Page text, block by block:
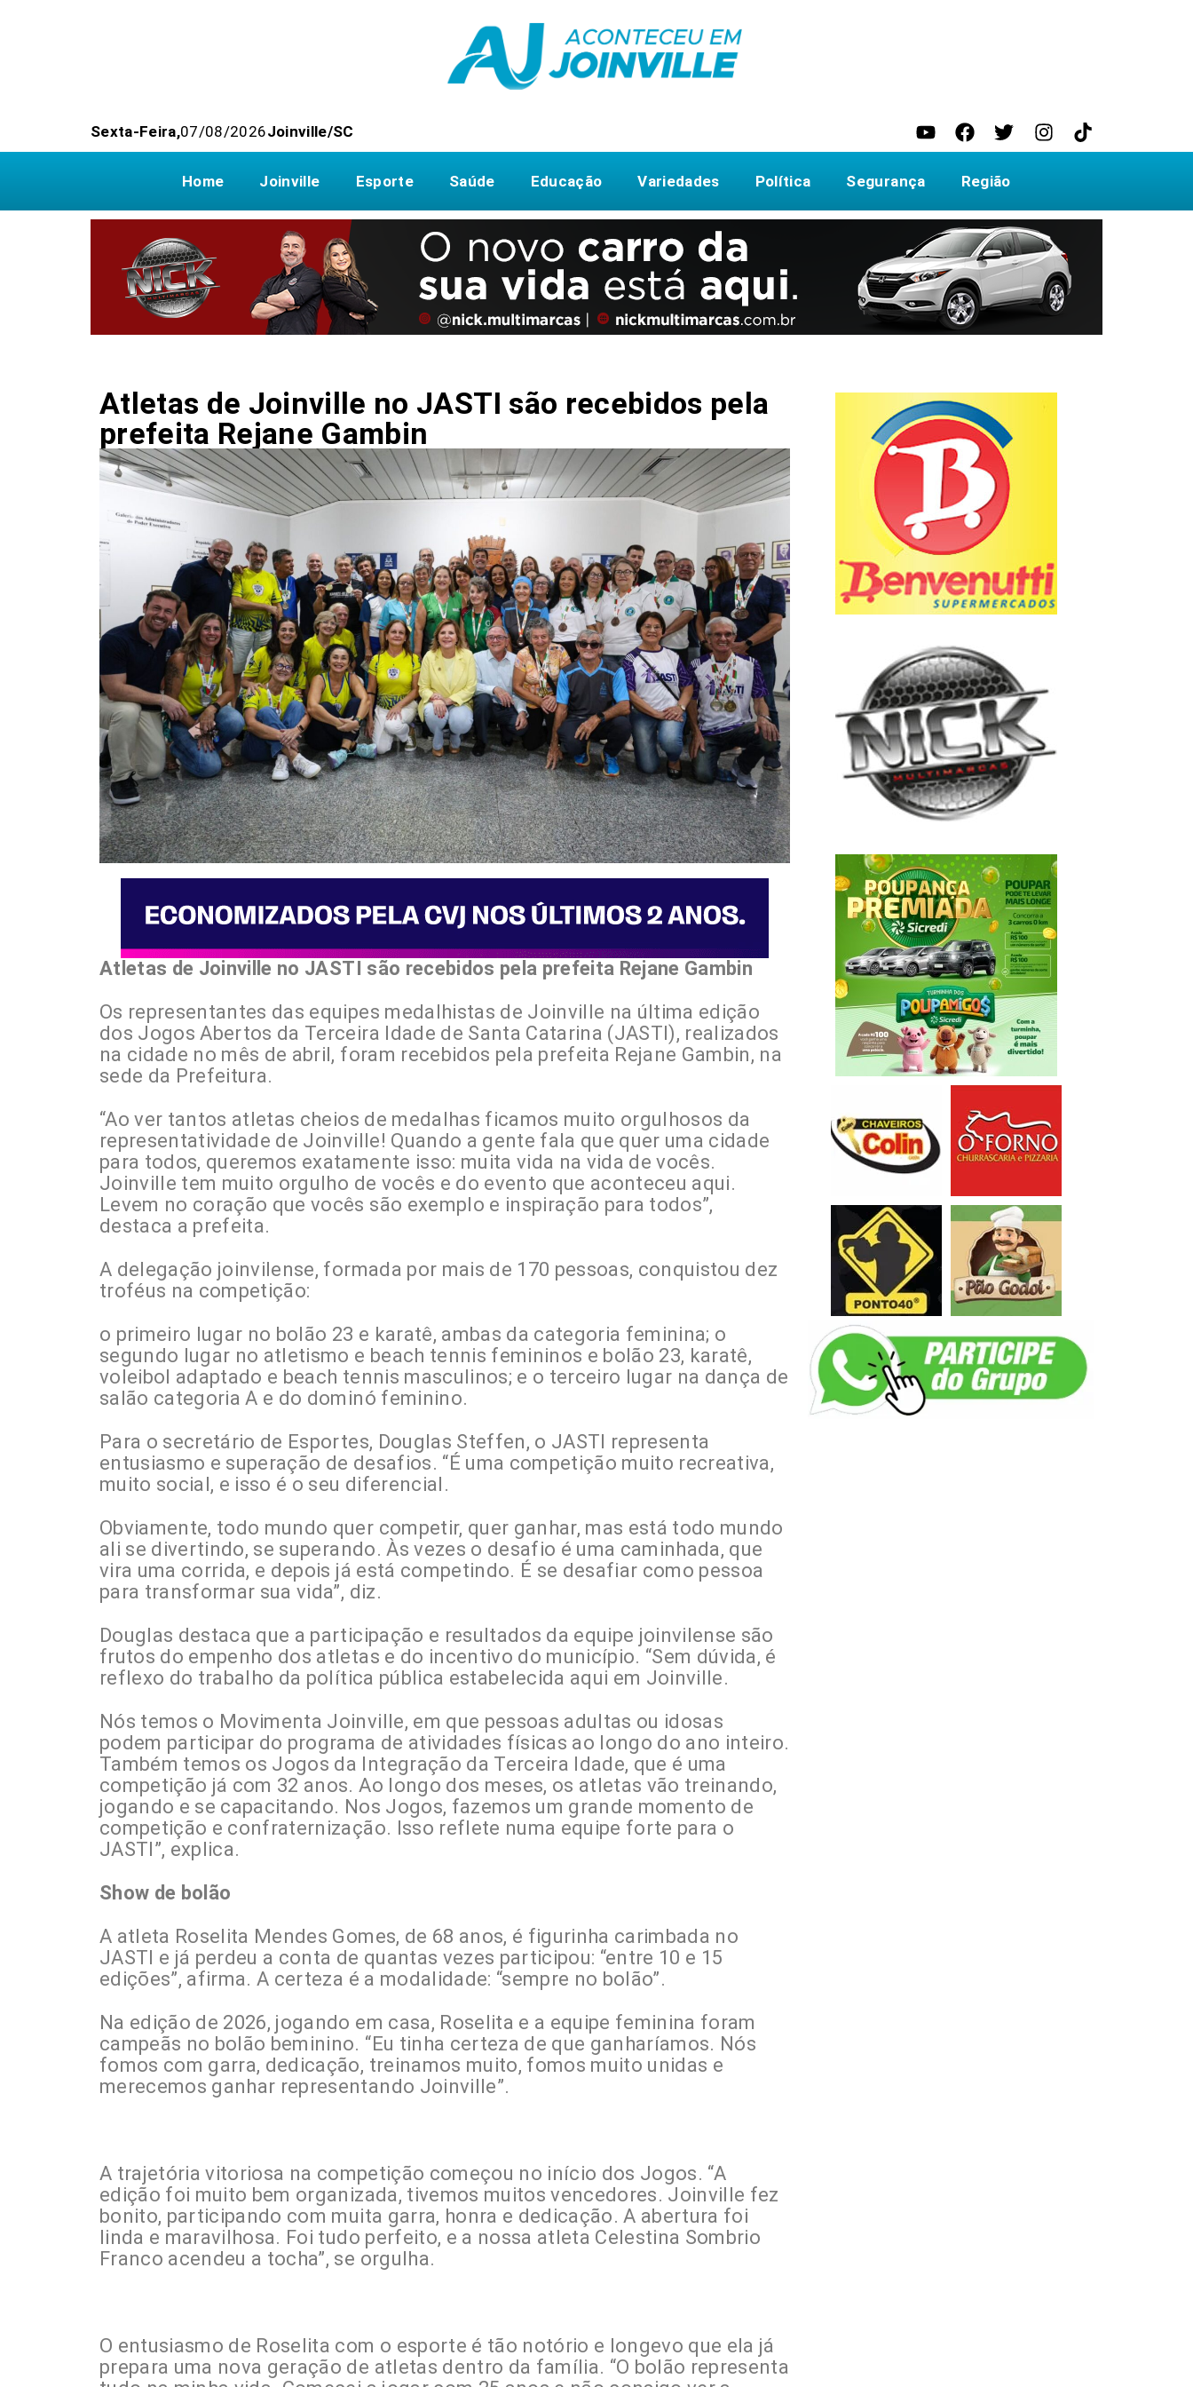
Sexta-Feira,07/08/2026Joinville/SC
Home Joinville Esporte Saúde Educação Variedades Política Segurança Região
Atletas de Joinville no JASTI são recebidos pela
prefeita Rejane Gambin
Atletas de Joinville no JASTI são recebidos pela prefeita Rejane Gambin
Os representantes das equipes medalhistas de Joinville na última edição
dos Jogos Abertos da Terceira Idade de Santa Catarina (JASTI), realizados
na cidade no mês de abril, foram recebidos pela prefeita Rejane Gambin, na
sede da Prefeitura.
“Ao ver tantos atletas cheios de medalhas ficamos muito orgulhosos da
representatividade de Joinville! Quando a gente fala que quer uma cidade
para todos, queremos exatamente isso: muita vida na vida de vocês.
Joinville tem muito orgulho de vocês e do evento que aconteceu aqui.
Levem no coração que vocês são exemplo e inspiração para todos”,
destaca a prefeita.
A delegação joinvilense, formada por mais de 170 pessoas, conquistou dez
troféus na competição:
o primeiro lugar no bolão 23 e karatê, ambas da categoria feminina; o
segundo lugar no atletismo e beach tennis femininos e bolão 23, karatê,
voleibol adaptado e beach tennis masculinos; e o terceiro lugar na dança de
salão categoria A e do dominó feminino.
Para o secretário de Esportes, Douglas Steffen, o JASTI representa
entusiasmo e superação de desafios. “É uma competição muito recreativa,
muito social, e isso é o seu diferencial.
Obviamente, todo mundo quer competir, quer ganhar, mas está todo mundo
ali se divertindo, se superando. Às vezes o desafio é uma caminhada, que
vira uma corrida, e depois já está competindo. É se desafiar como pessoa
para transformar sua vida”, diz.
Douglas destaca que a participação e resultados da equipe joinvilense são
frutos do empenho dos atletas e do incentivo do município. “Sem dúvida, é
reflexo do trabalho da política pública estabelecida aqui em Joinville.
Nós temos o Movimenta Joinville, em que pessoas adultas ou idosas
podem participar do programa de atividades físicas ao longo do ano inteiro.
Também temos os Jogos da Integração da Terceira Idade, que é uma
competição já com 32 anos. Ao longo dos meses, os atletas vão treinando,
jogando e se capacitando. Nos Jogos, fazemos um grande momento de
competição e confraternização. Isso reflete numa equipe forte para o
JASTI”, explica.
Show de bolão
A atleta Roselita Mendes Gomes, de 68 anos, é figurinha carimbada no
JASTI e já perdeu a conta de quantas vezes participou: “entre 10 e 15
edições”, afirma. A certeza é a modalidade: “sempre no bolão”.
Na edição de 2026, jogando em casa, Roselita e a equipe feminina foram
campeãs no bolão beminino. “Eu tinha certeza de que ganharíamos. Nós
fomos com garra, dedicação, treinamos muito, fomos muito unidas e
merecemos ganhar representando Joinville”.
A trajetória vitoriosa na competição começou no início dos Jogos. “A
edição foi muito bem organizada, tivemos muitos vencedores. Joinville fez
bonito, participando com muita garra, honra e dedicação. A abertura foi
linda e maravilhosa. Foi tudo perfeito, e a nossa atleta Celestina Sombrio
Franco acendeu a tocha”, se orgulha.
O entusiasmo de Roselita com o esporte é tão notório e longevo que ela já
prepara uma nova geração de atletas dentro da família. “O bolão representa